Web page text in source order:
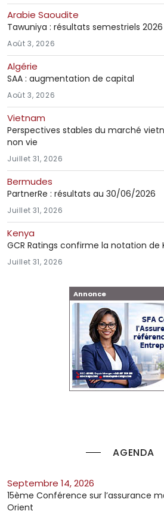
Annonce
AGENDA
septembre 14, 2026
15ème Conférence sur l’assurance
Orient
Arabie Saoudite
Tawuniya : résultats semestriels 2026
Août 3, 2026
Algérie
SAA : augmentation de capital
Août 3, 2026
Vietnam
Perspectives stables du marché
non vie
Juillet 31, 2026
Bermudes
PartnerRe : résultats au 30/06/2026
Juillet 31, 2026
Kenya
GCR Ratings confirme la notation de
Juillet 31, 2026